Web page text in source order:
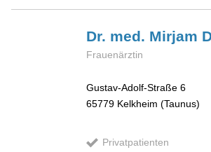
Dr. med. Mirjam
Frauenärztin
Gustav-Adolf-Straße 6
65779 Kelkheim (Taunus)
Privatpatienten